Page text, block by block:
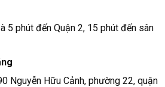
5 phút đến Quận 2, 15 phút đến sân
Nguyễn Hữu Cảnh, phường 22, quận